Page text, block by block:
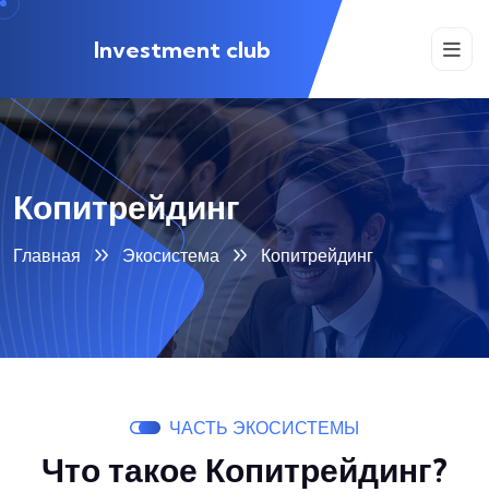
Investment club
Копитрейдинг
Главная Экосистема Копитрейдинг
ЧАСТЬ ЭКОСИСТЕМЫ
Что такое Копитрейдинг?